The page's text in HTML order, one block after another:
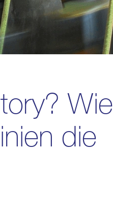
Wie
die